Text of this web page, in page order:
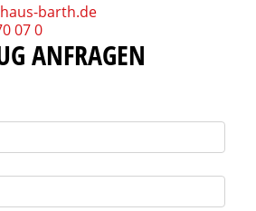
barth.de
07 0
ANFRAGEN